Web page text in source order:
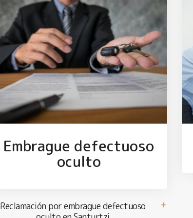
Embrague defectuoso
oculto
Reclamación por embrague defectuoso